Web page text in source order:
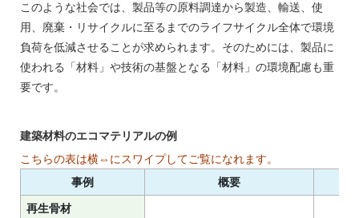
このような社会では、製品等の原料調達から製造、輸送、使
用、廃棄・リサイクルに至るまでのライフサイクル全体で環境
負荷を低減させることが求められます。そのためには、製品に
使われる「材料」や技術の基盤となる「材料」の環境配慮も重
要です。
建築材料のエコマテリアルの例
事例 概要
再生骨材